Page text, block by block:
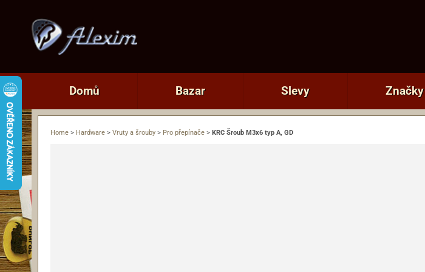
Domů Bazar Slevy Značky
Home > Hardware > Vruty a šrouby > Pro přepínače > KRC Šroub M3x6 typ A, GD